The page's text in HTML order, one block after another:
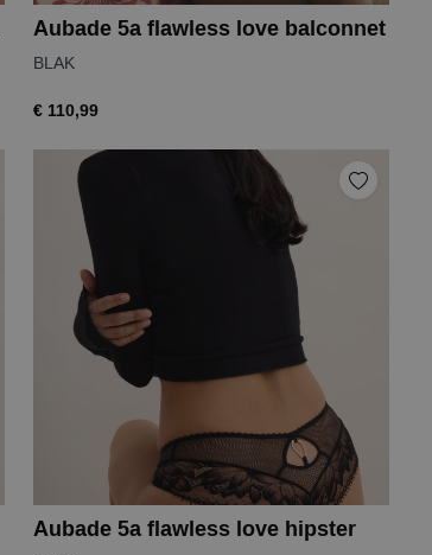
Aubade 5a flawless love balconnet
BLAK
€ 110,99
Aubade 5a flawless love hipster